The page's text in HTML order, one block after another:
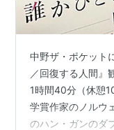
中野ザ・ポケット
／回復する人間』
1時間40分（休憩
学賞作家のノル
のハン・ガンのダ